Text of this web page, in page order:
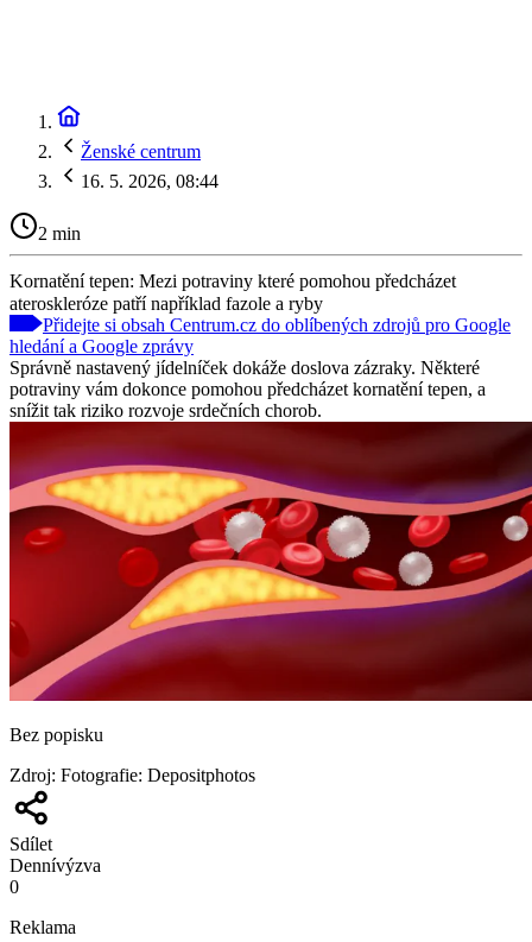
Ženské centrum
16. 5. 2026, 08:44
2 min
Kornatění tepen: Mezi potraviny které pomohou předcházet
ateroskleróze patří například fazole a ryby
Přidejte si obsah Centrum.cz do oblíbených zdrojů pro Google
hledání a Google zprávy
Správně nastavený jídelníček dokáže doslova zázraky. Některé
potraviny vám dokonce pomohou předcházet kornatění tepen, a
snížit tak riziko rozvoje srdečních chorob.
Bez popisku
Zdroj: Fotografie: Depositphotos
Sdílet
Dennívýzva
0
Reklama